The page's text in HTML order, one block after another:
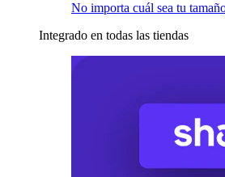
No importa cuál sea tu
Integrado en todas las tiendas